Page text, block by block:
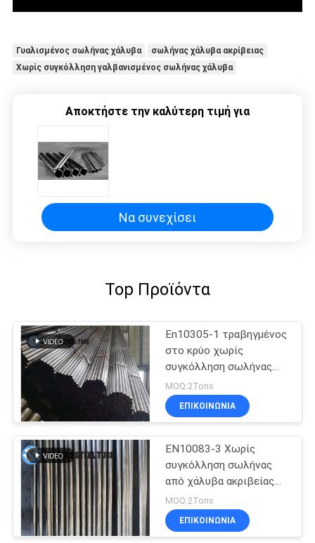
Γυαλισμένος σωλήνας χάλυβα
σωλήνας χάλυβα ακρίβειας
Χωρίς συγκόλληση γαλβανισμένος σωλήνας χάλυβα
Αποκτήστε την καλύτερη τιμή για
Να συνεχίσει
Top Προϊόντα
En10305-1 τραβηγμένος
στο κρύο χωρίς
συγκόλληση σωλήνας
16*1mm E255 για τη
αυτοκινητοβιομηχανία
MOQ:2Tons
ΕΠΙΚΟΙΝΩΝΊΑ
EN10083-3 Χωρίς
συγκόλληση σωλήνας
από χάλυβα ακριβείας
42CrMo4 QT Κρύο
τράβηγμα
MOQ:2Tons
ΕΠΙΚΟΙΝΩΝΊΑ